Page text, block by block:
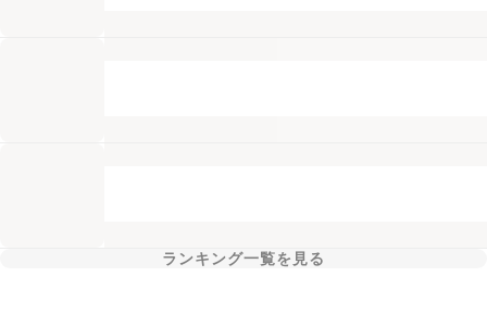
ランキング一覧を見る